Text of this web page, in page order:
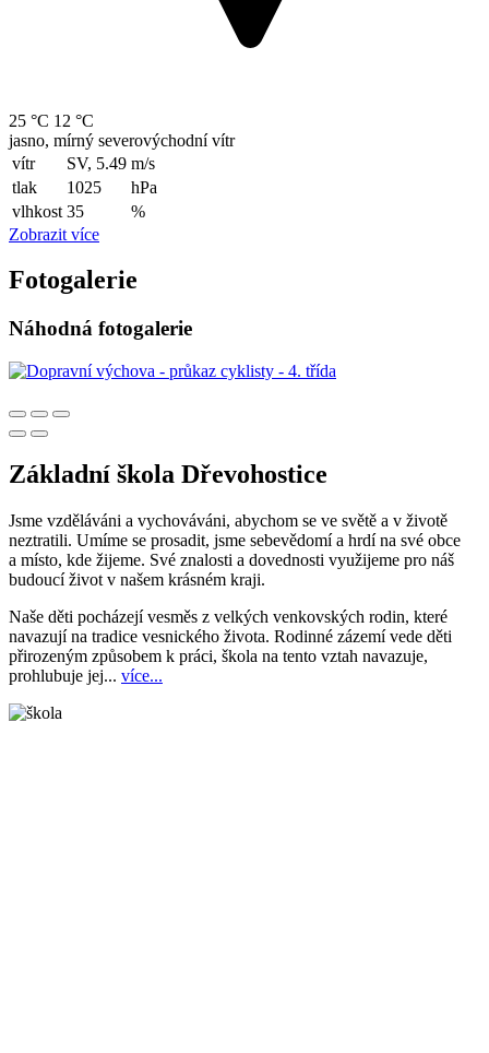
25 °C 12 °C
jasno, mírný severovýchodní vítr
vítr
SV, 5.49 m/s
tlak
1025
hPa
vlhkost 35
%
Zobrazit více
Fotogalerie
Náhodná fotogalerie
Základní škola Dřevohostice
Jsme vzděláváni a vychováváni, abychom se ve světě a v životě
neztratili. Umíme se prosadit, jsme sebevědomí a hrdí na své obce
a místo, kde žijeme. Své znalosti a dovednosti využijeme pro náš
budoucí život v našem krásném kraji.
Naše děti pocházejí vesměs z velkých venkovských rodin, které
navazují na tradice vesnického života. Rodinné zázemí vede děti
přirozeným způsobem k práci, škola na tento vztah navazuje,
prohlubuje jej... více...